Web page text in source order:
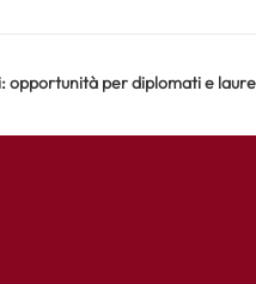
opportunità per diplomati e